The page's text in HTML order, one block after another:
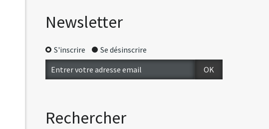
Newsletter
S'inscrire Se désinscrire
Rechercher